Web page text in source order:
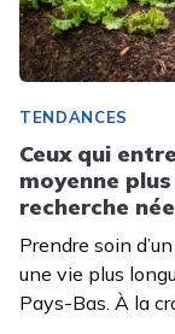
TENDANCES
Ceux qui
moyenne
recherche
Prendre soin
une vie plus
Pays-Bas. À la